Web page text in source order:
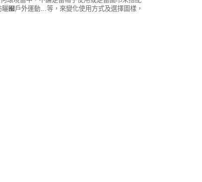
﹧戶外運動…等，來變化使用方式及選擇圖樣，